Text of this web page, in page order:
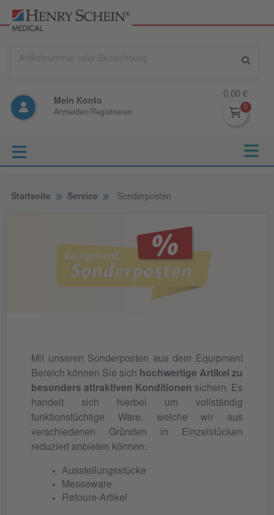
Mein Konto
Anmelden/Registrieren
0,00 €
Startseite Service Sonderposten
Mit unseren Sonderposten aus dem Equipment
Bereich können Sie sich hochwertige Artikel zu
besonders attraktiven Konditionen sichern. Es
handelt sich hierbei um vollständig
funktionstüchtige Ware, welche wir aus
verschiedenen Gründen in Einzelstücken
reduziert anbieten können:
Ausstellungsstücke
Messeware
Retoure-Artikel